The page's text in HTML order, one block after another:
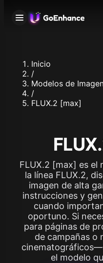
Inicio
/
Modelos de
/
FLUX.2 [max]
FLUX.2 [max] es el
la línea FLUX.2,
imagen de alta
instrucciones y
cuando
oportuno. Si
para páginas de
de campañas o
el modelo